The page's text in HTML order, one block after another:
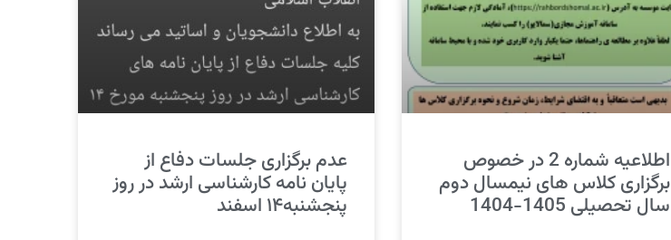
اطلاعیه شماره 2 در خصوص
برگزاری کلاس های نیمسال دوم
سال تحصیلی 1405-1404
عدم برگزاری جلسات دفاع از
پایان نامه کارشناسی ارشد در روز
پنجشنبه۱۴ اسفند